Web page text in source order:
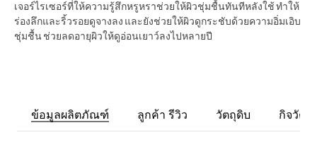
เจอร์ไรเซอร์ที่ให้ความรู้สึกหรูหราช่วยให้ผิวชุ่มชื้นทันทีหลังใช้ ทำให้
ร่องลึกและริ้วรอยดูจางลง และยังช่วยให้ผิวดูกระชับด้วยความอิ่มเอิบ
ชุ่มชื้น ช่วยลดอายุผิวให้ดูอ่อนเยาว์ลงไปหลายปี
ข้อมูลผลิตภัณฑ์ ลูกค้า รีวิว วัตถุดิบ กิจวัตร